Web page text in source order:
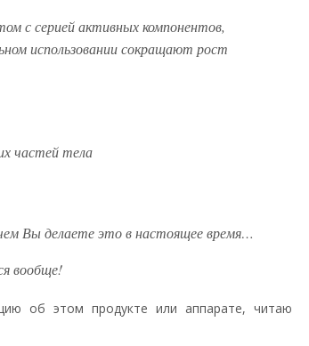
с серией активных компонентов,
использовании сокращают рост
частей тела
Вы делаете это в настоящее время…
вообще!
об этом продукте или аппарате, читаю